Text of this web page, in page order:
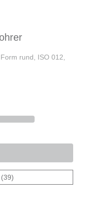
rund, ISO 012,
(39)